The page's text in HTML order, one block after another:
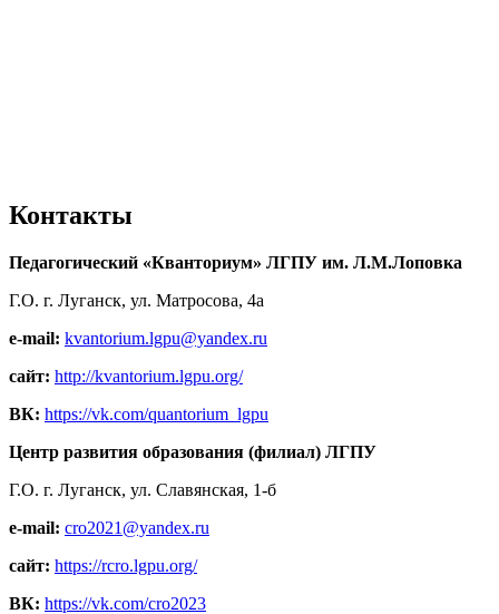
Контакты
Педагогический «Кванториум» ЛГПУ им. Л.М.Лоповка
Г.О. г. Луганск, ул. Матросова, 4а
e-mail: kvantorium.lgpu@yandex.ru
сайт: http://kvantorium.lgpu.org/
ВК: https://vk.com/quantorium_lgpu
Центр развития образования (филиал) ЛГПУ
Г.О. г. Луганск, ул. Славянская, 1-б
e-mail: cro2021@yandex.ru
сайт: https://rcro.lgpu.org/
ВК: https://vk.com/cro2023